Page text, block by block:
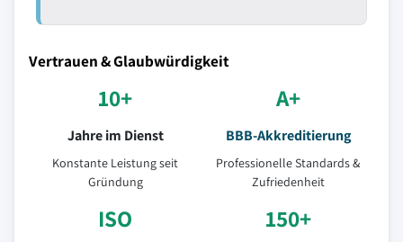
Vertrauen & Glaubwürdigkeit
10+
Jahre im Dienst
Konstante Leistung seit
Gründung
A+
BBB-Akkreditierung
Professionelle Standards &
Zufriedenheit
ISO 150+